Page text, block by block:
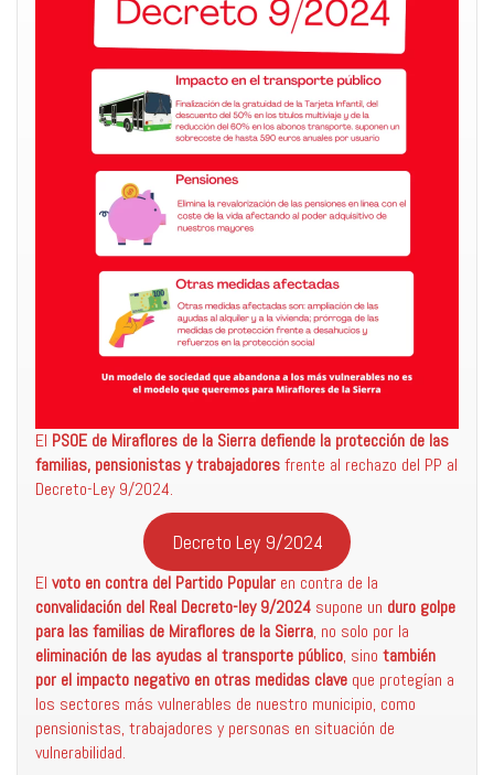
El PSOE de Miraflores de la Sierra defiende la protección de las
familias, pensionistas y trabajadoresfrente al rechazo del PP al
Decreto-Ley 9/2024.
Decreto Ley 9/2024
El voto en contra del Partido Popular en contra de la
convalidación del Real Decreto-ley 9/2024 supone un duro golpe
para las familias de Miraflores de la Sierra, no solo por la
eliminación de las ayudas al transporte público, sino también
por el impacto negativo en otras medidas clave que protegían a
los sectores más vulnerables de nuestro municipio, como
pensionistas, trabajadores y personas en situación de
vulnerabilidad.